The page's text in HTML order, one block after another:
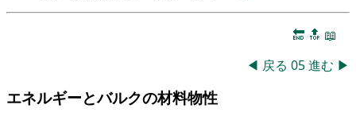
🔚 🔝 📖
◀ 戻る 05進む ▶
エネルギーとバルクの材料物性